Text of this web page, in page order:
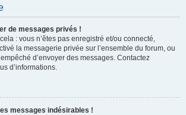
de messages privés !
: vous n’êtes pas enregistré et/ou connecté,
la messagerie privée sur l’ensemble du forum, ou
d’envoyer des messages. Contactez
d’informations.
messages indésirables !